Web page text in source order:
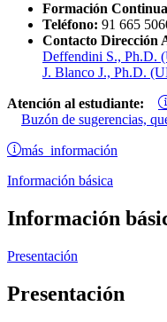
Formación Continua
Teléfono: 91 665
Contacto Dirección
Deffendini S., Ph.D.
J. Blanco J., Ph.D.
Atención al estudiante:
Buzón de sugerencias,
más información
Información básica
Información
Presentación
Presentación